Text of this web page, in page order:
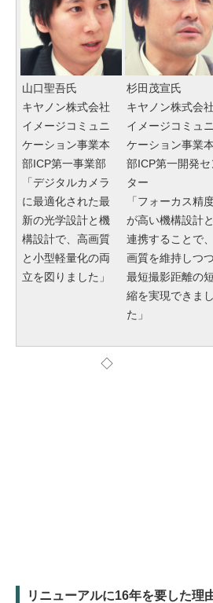
山口聖吾氏
キヤノン株式会社
イメージコミュニ
ケーション事業本
部ICP第一事業部
「デジタルカメラ
に最適化された最
新の光学設計と機
構設計で、高画質
と小型軽量化の両
立を図りました」
杉田茂宣氏
キヤノン株式会社
イメージコミュニ
ケーション事業本
部ICP第一開発セ
ター
「フォーカス精
が高い機構設計と
連携することで、
画質を維持しつつ
最短撮影距離の短
縮を実現できまし
た」
◇
リニューアルに16年を要した理